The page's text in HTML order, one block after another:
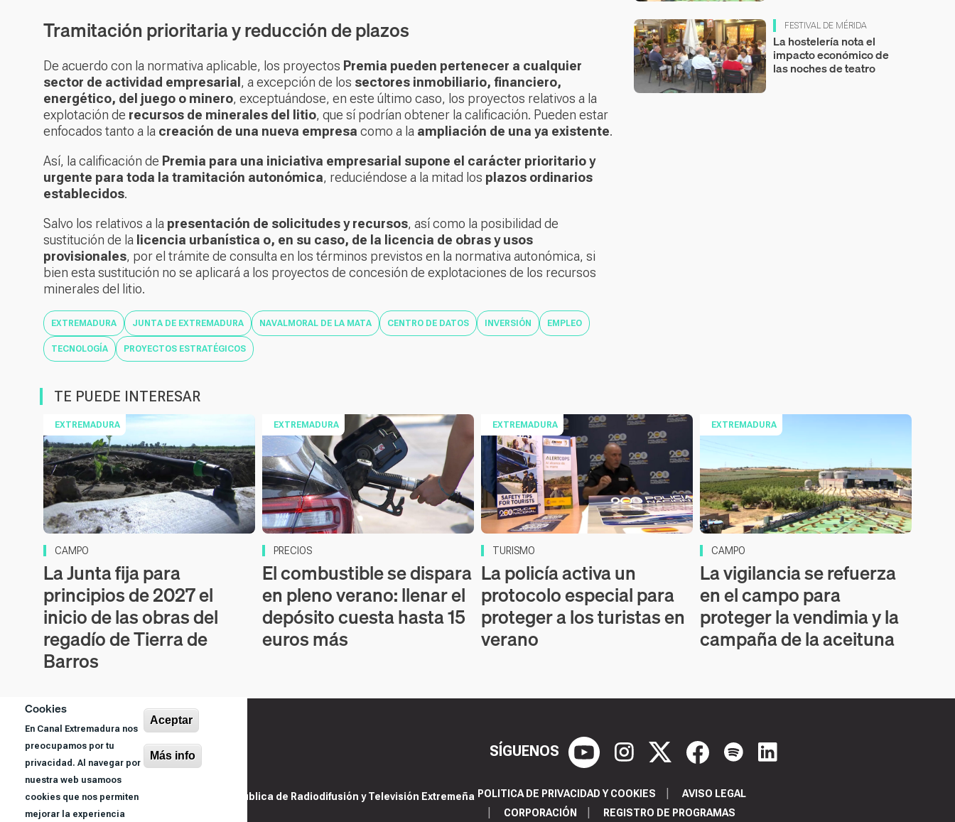
Cookies
En Canal Extremadura nos
preocupamos por tu
privacidad. Al navegar por
nuestra web usamoos
cookies que nos permiten
mejorar la experiencia
Aceptar
Más info
Tramitación prioritaria y reducción de plazos
De acuerdo con la normativa aplicable, los proyectos Premia pueden pertenecer a cualquier
sector de actividad empresarial , a excepción de los sectores inmobiliario, financiero,
energético, del juego o minero, exceptuándose, en este último caso, los proyectos relativos a la
explotación de recursos de minerales del litio, que sí podrían obtener la calificación. Pueden estar
enfocados tanto a la creación de una nueva empresa como a la ampliación de una ya existente.
Así, la calificación de Premia para una iniciativa empresarial supone el carácter prioritario y
urgente para toda la tramitación autonómica, reduciéndose a la mitad los plazos ordinarios
establecidos.
Salvo los relativos a la presentación de solicitudes y recursos, así como la posibilidad de
sustitución de la licencia urbanística o, en su caso, de la licencia de obras y usos
provisionales, por el trámite de consulta en los términos previstos en la normativa autonómica, si
bien esta sustitución no se aplicará a los proyectos de concesión de explotaciones de los recursos
minerales del litio.
EXTREMADURA JUNTA DE EXTREMADURA NAVALMORAL DE LA MATA CENTRO DE DATOS INVERSIÓN EMPLEO
TECNOLOGÍA PROYECTOS ESTRATÉGICOS
FESTIVAL DE MÉRIDA
La hostelería nota el
impacto económico de
las noches de teatro
TE PUEDE INTERESAR
EXTREMADURA
CAMPO
La Junta fija para
principios de 2027 el
inicio de las obras del
regadío de Tierra de
Barros
EXTREMADURA
PRECIOS
El combustible se dispara
en pleno verano: llenar el
depósito cuesta hasta 15
euros más
EXTREMADURA
TURISMO
La policía activa un
protocolo especial para
proteger a los turistas en
verano
EXTREMADURA
CAMPO
La vigilancia se refuerza
en el campo para
proteger la vendimia y la
campaña de la aceituna
SÍGUENOS
@ Sociedad Pública de Radiodifusión y Televisión Extremeña POLITICA DE PRIVACIDAD Y COOKIES
AVISO LEGAL
CORPORACIÓN
REGISTRO DE PROGRAMAS